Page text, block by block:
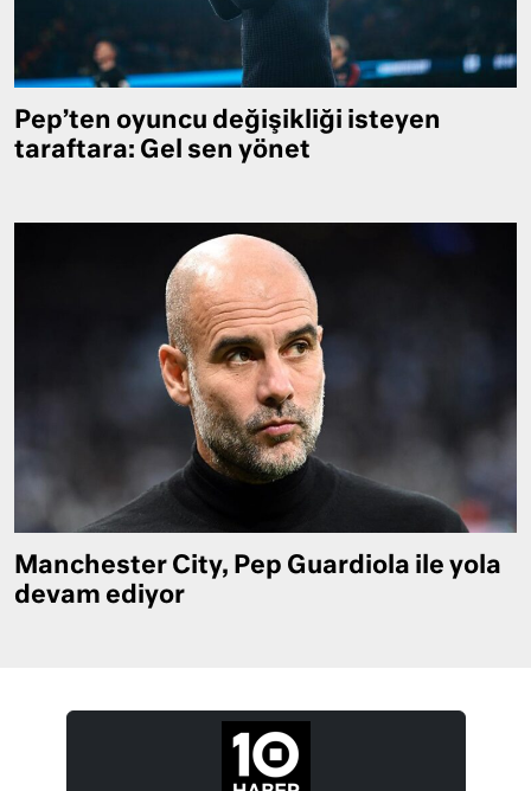
Pep’ten oyuncu değişikliği isteyen
taraftara: Gel sen yönet
Manchester City, Pep Guardiola ile yola
devam ediyor